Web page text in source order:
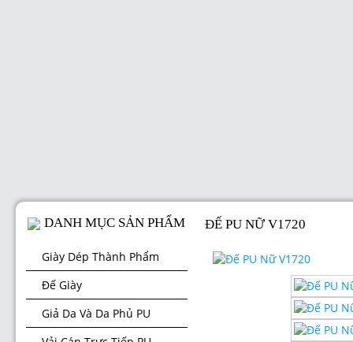
DANH MỤC SẢN PHẨM
Giày Dép Thành Phẩm
Đế Giày
Giả Da Và Da Phủ PU
ĐẾ PU NỮ V1720